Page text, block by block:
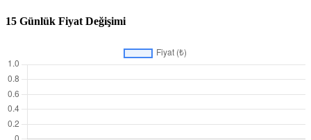
15 Günlük Fiyat Değişimi